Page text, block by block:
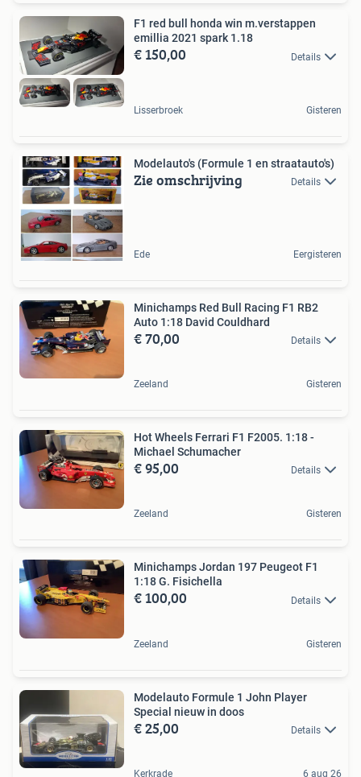
F1 red bull honda win m.verstappen
emillia 2021 spark 1.18
€ 150,00 Details
Lisserbroek Gisteren
Modelauto's (Formule 1 en straatauto's)
Zie omschrijving Details
Ede Eergisteren
Minichamps Red Bull Racing F1 RB2
Auto 1:18 David Couldhard
€ 70,00 Details
Zeeland Gisteren
Hot Wheels Ferrari F1 F2005. 1:18 -
Michael Schumacher
€ 95,00 Details
Zeeland Gisteren
Minichamps Jordan 197 Peugeot F1
1:18 G. Fisichella
€ 100,00 Details
Zeeland Gisteren
Modelauto Formule 1 John Player
Special nieuw in doos
€ 25,00 Details
Kerkrade 6 aug 26